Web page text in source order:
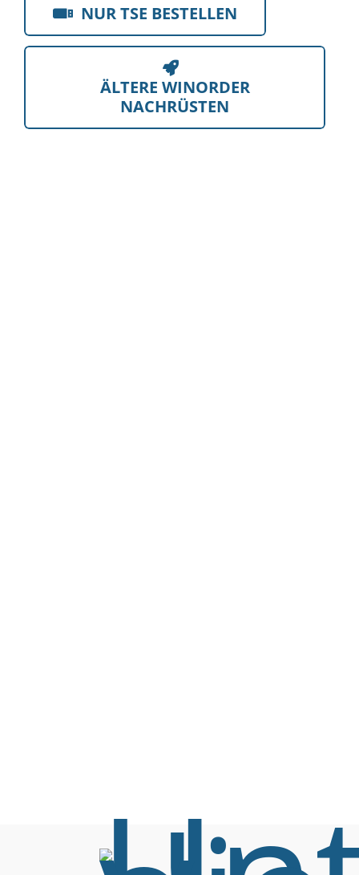
NUR TSE BESTELLEN
ÄLTERE WINORDER
NACHRÜSTEN